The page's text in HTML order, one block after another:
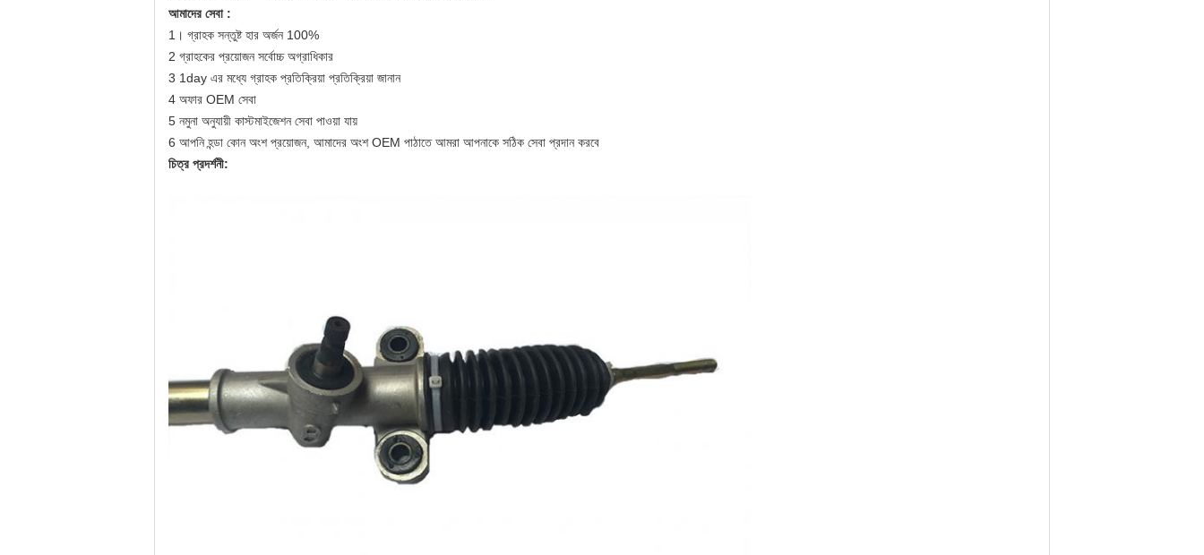
আমাদের সেবা :
1। গ্রাহক সন্তুষ্ট হার অর্জন 100%
2 গ্রাহকের প্রয়োজন সর্বোচ্চ অগ্রাধিকার
3 1day এর মধ্যে গ্রাহক প্রতিক্রিয়া প্রতিক্রিয়া জানান
4 অফার OEM সেবা
5 নমুনা অনুযায়ী কাস্টমাইজেশন সেবা পাওয়া যায়
6 আপনি হন্ডা কোন অংশ প্রয়োজন, আমাদের অংশ OEM পাঠাতে আমরা আপনাকে সঠিক সেবা প্রদান করবে
চিত্র প্রদর্শনী: